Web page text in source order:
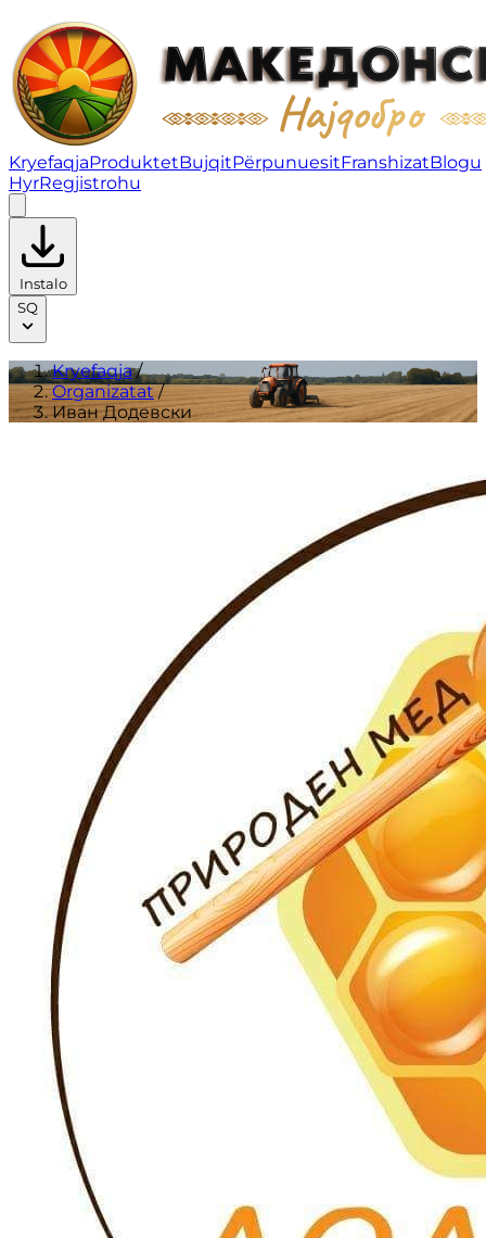
Иван Додевски | Organizatat
KryefaqjaProduktetBujqitPërpunuesitFranshizatBlogu
HyrRegjistrohu
Instalo
SQ
Kryefaqja/
Organizatat/
Иван Додевски